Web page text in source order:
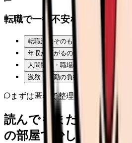
転職で一番不安なことは？
転職活動そのものが不安
年収が下がるのが怖い
人間関係・職場の雰囲気
激務・夜勤の負担
まずは匿名で整理
読んでもまだ苦しいな
の部屋で少し話してみ